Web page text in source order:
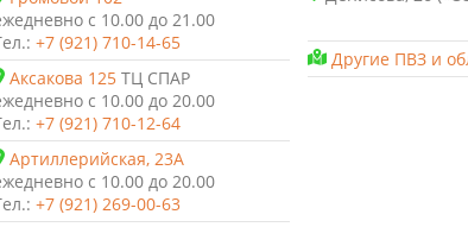
с 10.00 до 21.00
+7 (921) 710-14-65
Аксакова 125 ТЦ СПАР
с 10.00 до 20.00
+7 (921) 710-12-64
Артиллерийская, 23А
с 10.00 до 20.00
+7 (921) 269-00-63
Другие ПВЗ и